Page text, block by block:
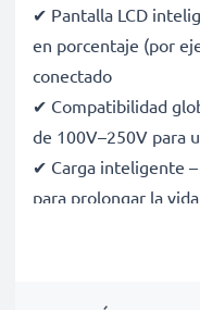
✔ Pantalla LCD
en porcentaje (por
conectado
✔ Compatibilidad
de 100V–250V para
✔ Carga inteligente
para prolongar la